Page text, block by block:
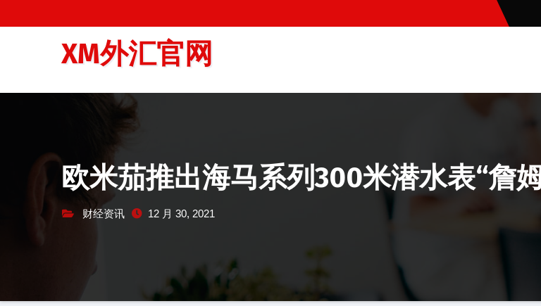
至
XM外汇官网
欧米茄推出海马系列300米潜水表“詹
财经资讯 12 月 30, 2021